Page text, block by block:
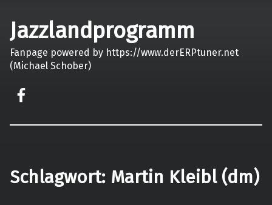
Jazzlandprogramm
Fanpage powered by https://www.derERPtuner.net
(Michael Schober)
Schlagwort: Martin Kleibl (dm)